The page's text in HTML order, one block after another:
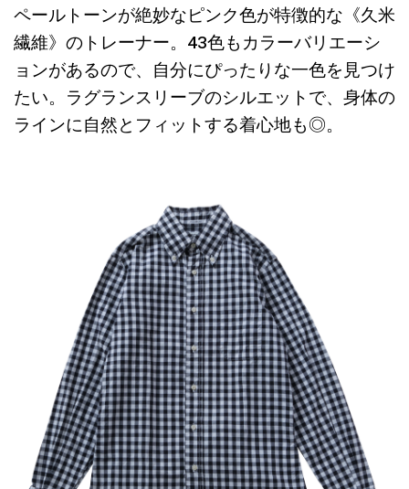
ペールトーンが絶妙なピンク色が特徴的な《久米
繊維》のトレーナー。43色もカラーバリエーシ
ョンがあるので、自分にぴったりな一色を見つけ
たい。ラグランスリーブのシルエットで、身体の
ラインに自然とフィットする着心地も◎。